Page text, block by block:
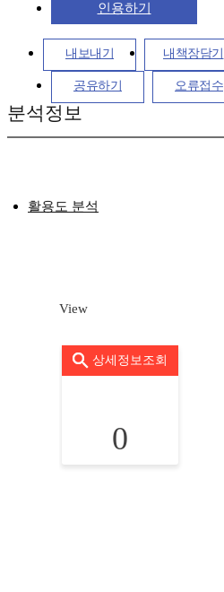
인용하기
내보내기 내책장담기
공유하기 오류접수
분석정보
활용도 분석
View
상세정보조회
0